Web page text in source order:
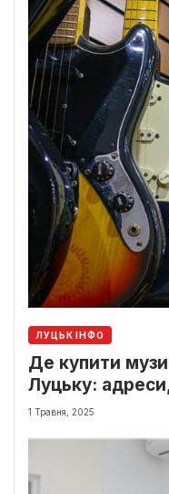
ЛУЦЬК ІНФО
Де купити
Луцьку:
1 Травня, 2025